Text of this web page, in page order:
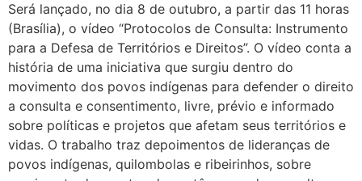
Será lançado, no dia 8 de outubro, a partir das 11 horas
(Brasília), o vídeo “Protocolos de Consulta: Instrumento
para a Defesa de Territórios e Direitos”. O vídeo conta a
história de uma iniciativa que surgiu dentro do
movimento dos povos indígenas para defender o direito
a consulta e consentimento, livre, prévio e informado
sobre políticas e projetos que afetam seus territórios e
vidas. O trabalho traz depoimentos de lideranças de
povos indígenas, quilombolas e ribeirinhos, sobre